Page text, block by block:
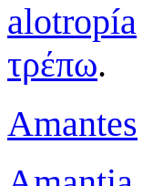
alotropía
τρέπω.
Amantes